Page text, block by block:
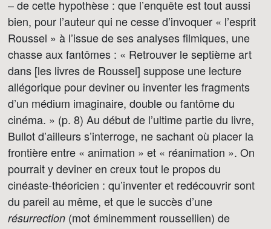
– de cette hypothèse : que l’enquête est tout aussi
bien, pour l’auteur qui ne cesse d’invoquer « l’esprit
Roussel » à l’issue de ses analyses filmiques, une
chasse aux fantômes : « Retrouver le septième art
dans [les livres de Roussel] suppose une lecture
allégorique pour deviner ou inventer les fragments
d’un médium imaginaire, double ou fantôme du
cinéma. » (p. 8) Au début de l’ultime partie du livre,
Bullot d’ailleurs s’interroge, ne sachant où placer la
frontière entre « animation » et « réanimation ». On
pourrait y deviner en creux tout le propos du
cinéaste-théoricien : qu’inventer et redécouvrir sont
du pareil au même, et que le succès d’une
résurrection (mot éminemment roussellien) de